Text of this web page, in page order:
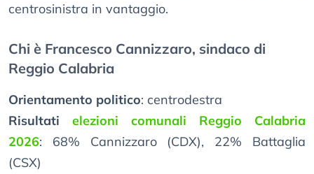
centrosinistra in vantaggio.
Chi è Francesco Cannizzaro, sindaco di
Reggio Calabria
Orientamento politico: centrodestra
Risultati elezioni comunali Reggio Calabria
2026: 68% Cannizzaro (CDX), 22% Battaglia
(CSX)